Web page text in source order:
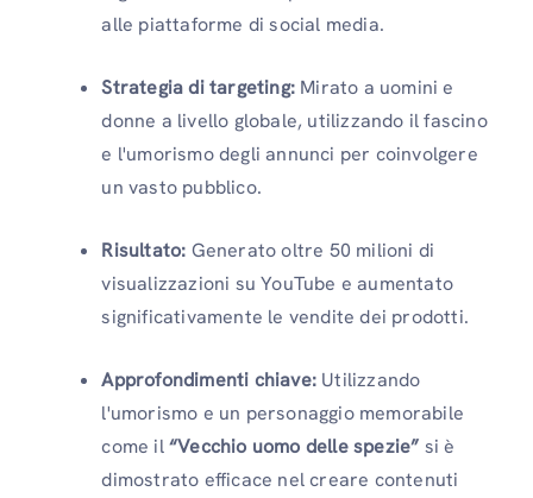
alle piattaforme di social media.
Strategia di targeting: Mirato a uomini e
donne a livello globale, utilizzando il fascino
e l'umorismo degli annunci per coinvolgere
un vasto pubblico.
Risultato: Generato oltre 50 milioni di
visualizzazioni su YouTube e aumentato
significativamente le vendite dei prodotti.
Approfondimenti chiave: Utilizzando
l'umorismo e un personaggio memorabile
come il“Vecchio uomo delle spezie” si è
dimostrato efficace nel creare contenuti